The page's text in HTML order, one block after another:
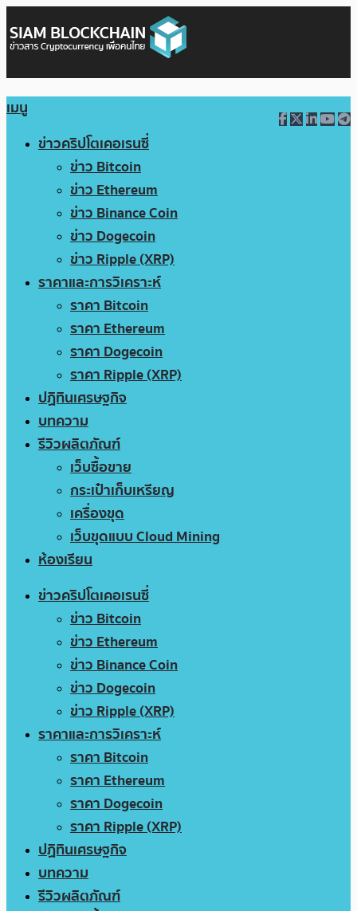
เมนู
ข่าวคริปโตเคอเรนซี่
ข่าว Bitcoin
ข่าว Ethereum
ข่าว Binance Coin
ข่าว Dogecoin
ข่าว Ripple (XRP)
ราคาและการวิเคราะห์
ราคา Bitcoin
ราคา Ethereum
ราคา Dogecoin
ราคา Ripple (XRP)
ปฏิทินเศรษฐกิจ
บทความ
รีวิวผลิตภัณฑ์
เว็บซื้อขาย
กระเป๋าเก็บเหรียญ
เครื่องขุด
เว็บขุดแบบ Cloud Mining
ห้องเรียน
ข่าวคริปโตเคอเรนซี่
ข่าว Bitcoin
ข่าว Ethereum
ข่าว Binance Coin
ข่าว Dogecoin
ข่าว Ripple (XRP)
ราคาและการวิเคราะห์
ราคา Bitcoin
ราคา Ethereum
ราคา Dogecoin
ราคา Ripple (XRP)
ปฏิทินเศรษฐกิจ
บทความ
รีวิวผลิตภัณฑ์